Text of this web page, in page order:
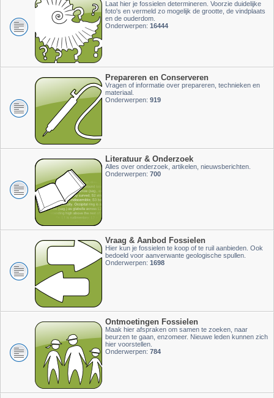
Laat hier je fossielen determineren. Voorzie duidelijke
foto's en vermeld zo mogelijk de grootte, de vindplaats
en de ouderdom.
Onderwerpen: 16444
Prepareren en Conserveren
Vragen of informatie over prepareren, technieken en
materiaal.
Onderwerpen: 919
Literatuur & Onderzoek
Alles over onderzoek, artikelen, nieuwsberichten.
Onderwerpen: 700
Vraag & Aanbod Fossielen
Hier kun je fossielen te koop of te ruil aanbieden. Ook
bedoeld voor aanverwante geologische spullen.
Onderwerpen: 1698
Ontmoetingen Fossielen
Maak hier afspraken om samen te zoeken, naar
beurzen te gaan, enzomeer. Nieuwe leden kunnen zich
hier voorstellen.
Onderwerpen: 784